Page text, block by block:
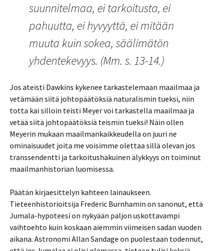
suunnitelmaa, ei tarkoitusta, ei
pahuutta, ei hyvyyttä, ei mitään
muuta kuin sokea, säälimätön
yhdentekevyys. (Mm. s. 13-14.)
Jos ateisti Dawkins kykenee tarkastelemaan maailmaa ja
vetämään siitä johtopäätöksiä naturalismin tueksi, niin
totta kai silloin teisti Meyer voi tarkastella maailmaa ja
vetää siitä johtopäätöksiä teismin tueksi! Näin ollen
Meyerin mukaan maailmankaikkeudella on juuri ne
ominaisuudet joita me voisimme olettaa sillä olevan jos
transsendentti ja tarkoitushakuinen älykkyys on toiminut
maailmanhistorian luomisessa.
Päätän kirjaesittelyn kahteen lainaukseen.
Tieteenhistorioitsija Frederic Burnhamin on sanonut, että
Jumala-hypoteesi on nykyään paljon uskottavampi
vaihtoehto kuin koskaan aiemmin viimeisen sadan vuoden
aikana. Astronomi Allan Sandage on puolestaan todennut,